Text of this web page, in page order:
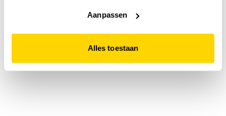
website niet optimaal functioneert.
Aanpassen
Alles toestaan